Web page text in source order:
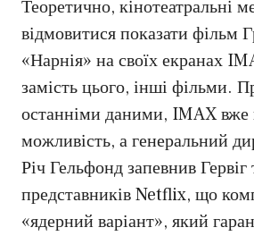
Теоретично, кінотеатральні
відмовитися показати фільм
«Нарнія» на своїх екранах
замість цього, інші фільми.
останніми даними, IMAX вже
можливість, а генеральний
Річ Гельфонд запевнив Гервіг
представників Netflix, що
«ядерний варіант», який